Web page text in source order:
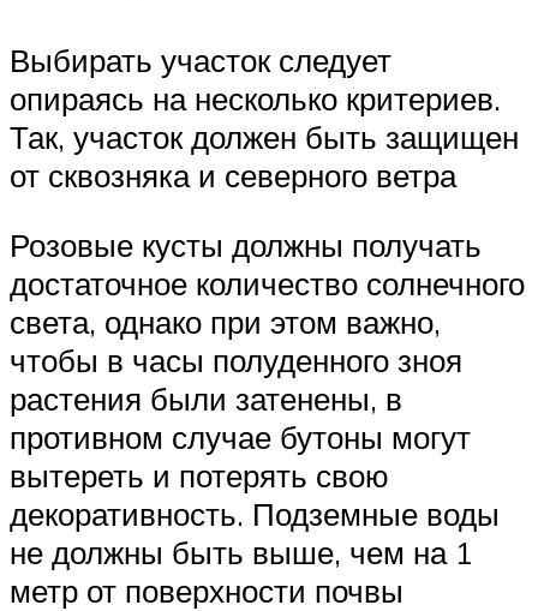
Выбирать участок следует
опираясь на несколько критериев.
Так, участок должен быть защищен
от сквозняка и северного ветра
Розовые кусты должны получать
достаточное количество солнечного
света, однако при этом важно,
чтобы в часы полуденного зноя
растения были затенены, в
противном случае бутоны могут
вытереть и потерять свою
декоративность. Подземные воды
не должны быть выше, чем на 1
метр от поверхности почвы